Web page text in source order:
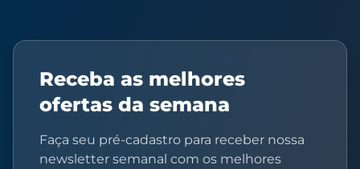
Receba as melhores
ofertas da semana
Faça seu pré-cadastro para receber nossa
newsletter semanal com os melhores